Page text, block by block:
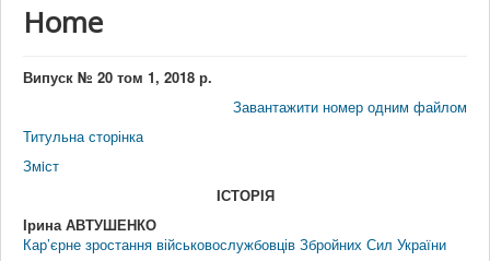
Home
Випуск № 20 том 1, 2018 р.
Завантажити номер одним файлом
Титульна сторінка
Змiст
IСТОРIЯ
Ірина АВТУШЕНКО
Кар’єрне зростання військовослужбовців Збройних Сил України